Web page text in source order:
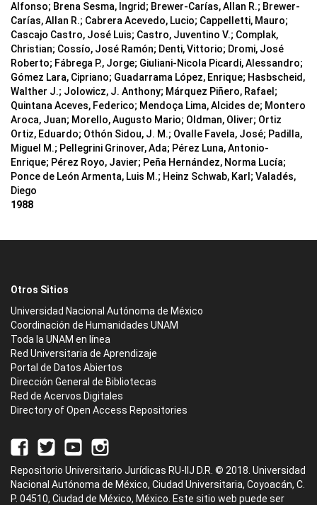
Alfonso; Brena Sesma, Ingrid; Brewer-Carías, Allan R.; Brewer-
Carías, Allan R.; Cabrera Acevedo, Lucio; Cappelletti, Mauro;
Cascajo Castro, José Luis; Castro, Juventino V.; Complak,
Christian; Cossío, José Ramón; Denti, Vittorio; Dromi, José
Roberto; Fábrega P., Jorge; Giuliani-Nicola Picardi, Alessandro;
Gómez Lara, Cipriano; Guadarrama López, Enrique; Hasbscheid,
Walther J.; Jolowicz, J. Anthony; Márquez Piñero, Rafael;
Quintana Aceves, Federico; Mendoça Lima, Alcides de; Montero
Aroca, Juan; Morello, Augusto Mario; Oldman, Oliver; Ortiz
Ortiz, Eduardo; Othón Sidou, J. M.; Ovalle Favela, José; Padilla,
Miguel M.; Pellegrini Grinover, Ada; Pérez Luna, Antonio-
Enrique; Pérez Royo, Javier; Peña Hernández, Norma Lucía;
Ponce de León Armenta, Luis M.; Heinz Schwab, Karl; Valadés,
Diego
1988
Otros Sitios
Universidad Nacional Autónoma de México
Coordinación de Humanidades UNAM
Toda la UNAM en línea
Red Universitaria de Aprendizaje
Portal de Datos Abiertos
Dirección General de Bibliotecas
Red de Acervos Digitales
Directory of Open Access Repositories
Repositorio Universitario Jurídicas RU-IIJ D.R. © 2018. Universidad
Nacional Autónoma de México, Ciudad Universitaria, Coyoacán, C.
P. 04510, Ciudad de México, México. Este sitio web puede ser